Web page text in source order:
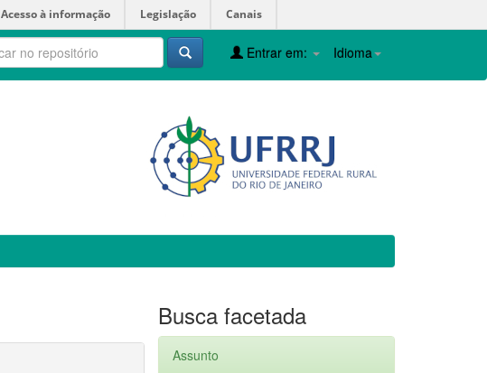
Acesso à informação Legislação Canais
Idioma
Entrar em:
Busca facetada
Assunto